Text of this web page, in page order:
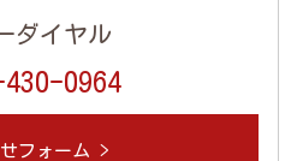
ダイヤル
0964
フォーム >